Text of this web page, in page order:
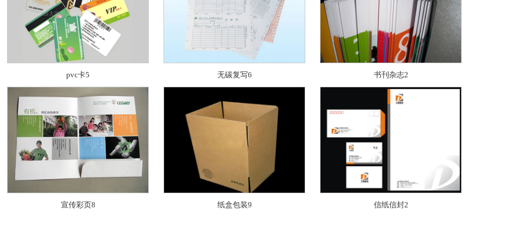
pvc卡5 无碳复写6 书刊杂志2
宣传彩页8 纸盒包装9 信纸信封2